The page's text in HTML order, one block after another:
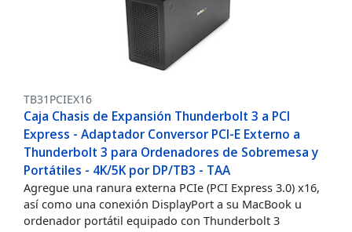
TB31PCIEX16
Caja Chasis de Expansión Thunderbolt 3 a PCI
Express - Adaptador Conversor PCI-E Externo a
Thunderbolt 3 para Ordenadores de Sobremesa y
Portátiles - 4K/5K por DP/TB3 - TAA
Agregue una ranura externa PCIe (PCI Express 3.0) x16,
así como una conexión DisplayPort a su MacBook u
ordenador portátil equipado con Thunderbolt 3